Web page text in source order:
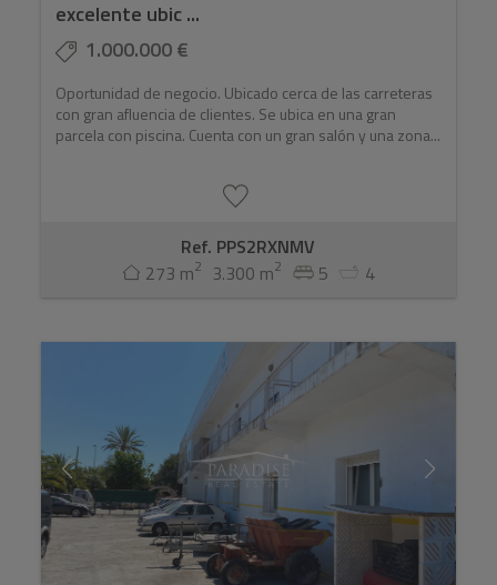
excelente ubic ...
1.000.000 €
Oportunidad de negocio. Ubicado cerca de las carreteras
con gran afluencia de clientes. Se ubica en una gran
parcela con piscina. Cuenta con un gran salón y una zona...
Ref. PPS2RXNMV
273 m2 3.300 m2 5 4